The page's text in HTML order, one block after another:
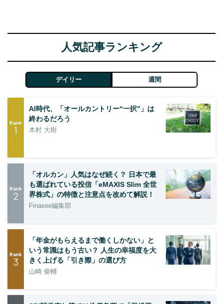
人気記事ランキング
デイリー 週間
Rank
1
AI時代、「オールカントリー“一択”」は
終わるだろう
木村 大樹
Rank
2
「オルカン」人気はなぜ続く？ 日本で最
も選ばれている投信「eMAXIS Slim 全世
界株式」の特徴と注意点を改めて解説！
Finasee編集部
Rank
3
「年金がもらえるまで働くしかない」と
いう常識はもう古い？ 人生の幸福度を大
きく上げる「引き際」の選び方
山崎 俊輔